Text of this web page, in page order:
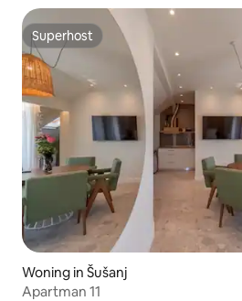
Superhost
Superhost
Woning in Šušanj
Apartman 11